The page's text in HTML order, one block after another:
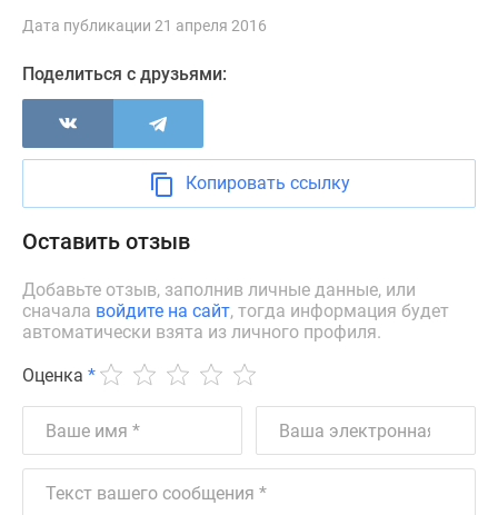
рынка
Экспертиза
новостроек
Эксперты
проекте
Реклама
Дзен
Машино-
места
Апартаменты
Дата публикации 21 апреля 2016
Поделиться с друзьями:
Копировать ссылку
Оставить отзыв
Добавьте отзыв, заполнив личные данные, или
сначала войдите на сайт, тогда информация будет
автоматически взята из личного профиля.
Оценка *